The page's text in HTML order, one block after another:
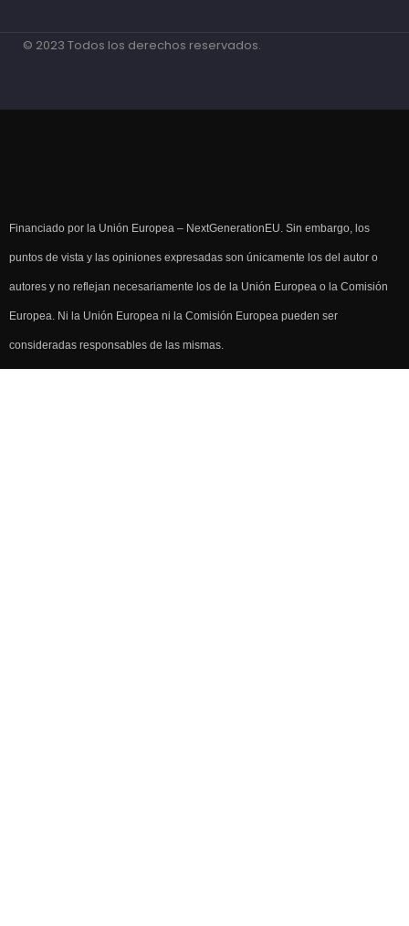
© 2023 Todos los derechos reservados.
Financiado por la Unión Europea – NextGenerationEU. Sin embargo, los
puntos de vista y las opiniones expresadas son únicamente los del autor o
autores y no reflejan necesariamente los de la Unión Europea o la Comisión
Europea. Ni la Unión Europea ni la Comisión Europea pueden ser
consideradas responsables de las mismas.